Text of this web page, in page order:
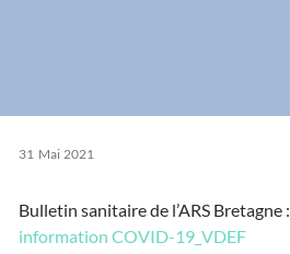
31 Mai 2021
Bulletin sanitaire de l’ARS Bretagne :
information COVID-19_VDEF